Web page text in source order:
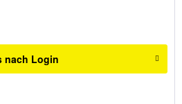
nach Login